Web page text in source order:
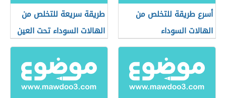
أسرع طريقة للتخلص من
الهالات السوداء
طريقة سريعة للتخلص من
الهالات السوداء تحت العين